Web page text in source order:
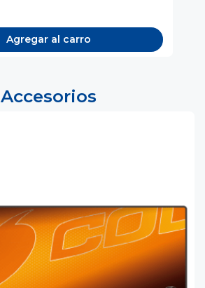
Agregar al carro
Accesorios